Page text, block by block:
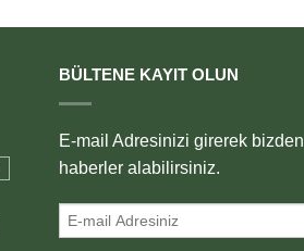
BÜLTENE KAYIT OLUN
E-mail Adresinizi girerek bizden
haberler alabilirsiniz.